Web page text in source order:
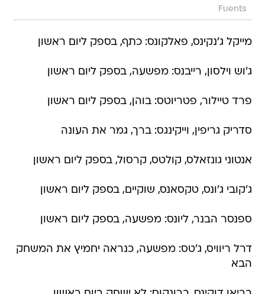
Fuents
מייקל ג'נקינס, פאלקונס: כתף, בספק ליום ראשון
ג'וש וילסון, רייבנס: מפשעה, בספק ליום ראשון
פרד טיילור, פטריוטס: בוהן, בספק ליום ראשון
סדריק גריפין, וייקינגס: ברך, גמר את העונה
אנטוני גונזאלס, קולטס, קרסול, בספק ליום ראשון
ג'קובי ג'ונס, טקסאנס, שוקיים, בספק ליום ראשון
ספנסר הבנר, ליונס: מפשעה, בספק ליום ראשון
דרל ריוויס, ג'טס: מפשעה, כנראה יחמיץ את המשחק
הבא